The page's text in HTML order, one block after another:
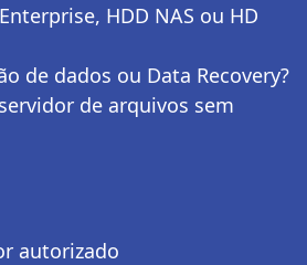
HDD NAS ou HD
de dados ou Data Recovery?
de arquivos sem
autorizado